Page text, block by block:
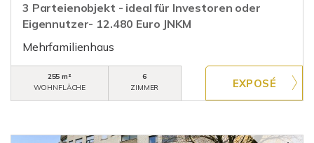
3 Parteienobjekt - ideal für Investoren oder
Eigennutzer- 12.480 Euro JNKM
Mehrfamilienhaus
255 m²
WOHNFLÄCHE
6
ZIMMER